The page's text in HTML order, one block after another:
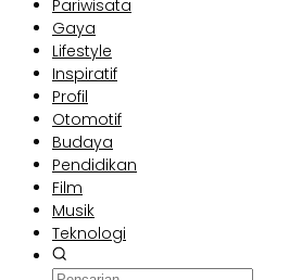
Pariwisata
Gaya
Lifestyle
Inspiratif
Profil
Otomotif
Budaya
Pendidikan
Film
Musik
Teknologi